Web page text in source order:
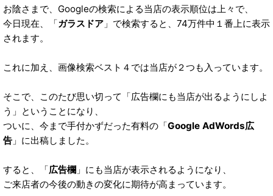
お陰さまで、Googleの検索による当店の表示順位は上々で、
今日現在、「ガラスドア 」で検索すると、74万件中１番上に表示
されます。
これに加え、画像検索ベスト４では当店が２つも入っています。
そこで、このたび思い切って「広告欄にも当店が出るようにしよ
う」ということになり、
ついに、今まで手付かずだった有料の「Google AdWords広
告 」に出稿しました。
すると、「広告欄 」にも当店が表示されるようになり、
ご来店者の今後の動きの変化に期待が高まっています。